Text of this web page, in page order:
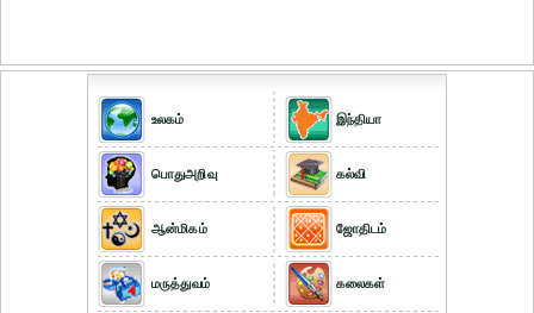
உலகம்
பொதுஅறிவு
ஆன்மிகம்
மருத்துவம்
இந்தியா
கல்வி
ஜோதிடம்
கலைகள்